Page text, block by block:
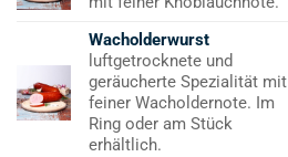
Wacholderwurst
luftgetrocknete und
geräucherte Spezialität mit
feiner Wacholdernote. Im
Ring oder am Stück
erhältlich.